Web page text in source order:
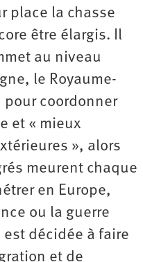
place la chasse
être élargis. Il
au niveau
le Royaume-
pour coordonner
et « mieux
», alors
meurent chaque
en Europe,
ou la guerre
décidée à faire
et de